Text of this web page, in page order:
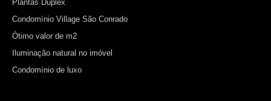
Plantas Duplex
Condomínio Village São Conrado
Ótimo valor de m2
Iluminação natural no imóvel
Condomínio de luxo